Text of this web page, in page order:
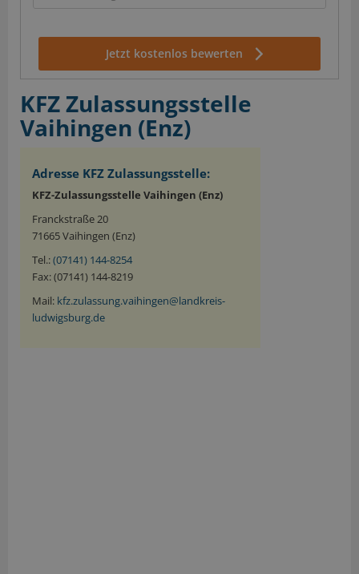
Jetzt kostenlos bewerten
KFZ Zulassungsstelle
Vaihingen (Enz)
Adresse KFZ Zulassungsstelle:
KFZ-Zulassungsstelle Vaihingen (Enz)
Franckstraße 20
71665 Vaihingen (Enz)
Tel.:(07141) 144-8254
Fax: (07141) 144-8219
Mail: kfz.zulassung.vaihingen@landkreis-
ludwigsburg.de